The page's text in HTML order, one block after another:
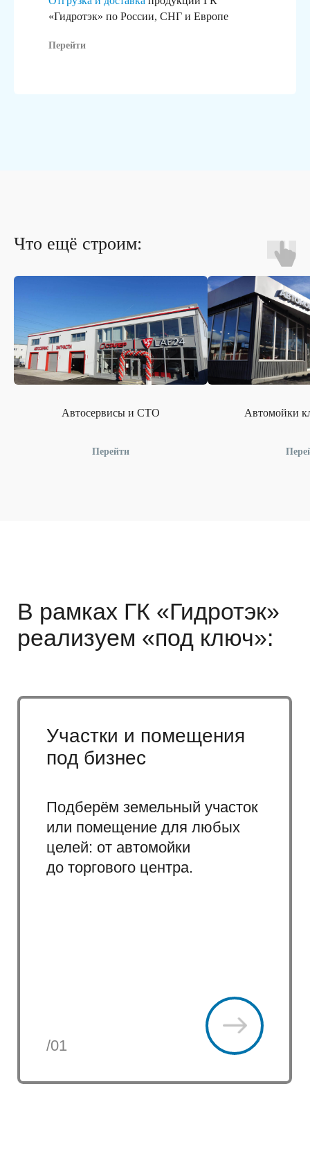
«Гидротэк» по России, СНГ и Европе
Перейти
Что ещё строим:
Автосервисы и СТО
Перейти
Автомойки
реализованный проект